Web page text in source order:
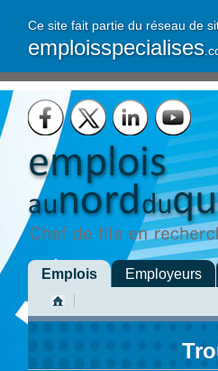
Ce site fait partie du réseau de
emploisspecialises
Emplois Employeurs